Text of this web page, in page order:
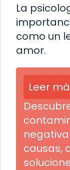
La
como un
amor.
Leer
causas,